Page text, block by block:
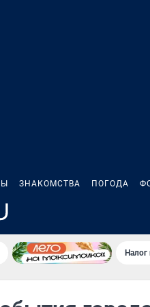
ЗНАКОМСТВА ПОГОДА